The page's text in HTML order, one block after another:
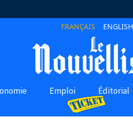
FRANÇAIS ENGLISH
Emploi Éditorial